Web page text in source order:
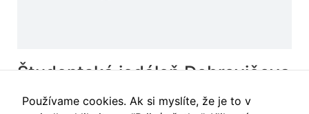
Študentská jedáleň Dobrovičova
v Bratislave
Používame cookies. Ak si myslíte, že je to v